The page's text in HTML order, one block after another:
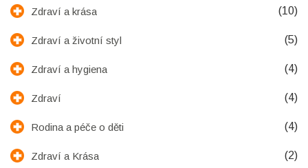
Zdraví a krása (10)
Zdraví a životní styl (5)
Zdraví a hygiena (4)
Zdraví (4)
Rodina a péče o děti (4)
Zdraví a Krása (2)